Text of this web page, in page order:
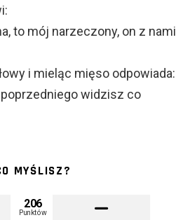
to mój narzeczony, on z nami
i mieląc mięso odpowiada:
widzisz co
MYŚLISZ?
206
Punktów